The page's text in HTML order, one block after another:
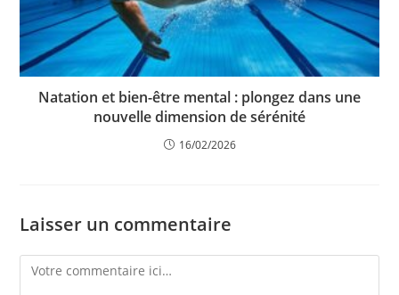
Natation et bien-être mental : plongez dans une
nouvelle dimension de sérénité
16/02/2026
Laisser un commentaire
Comment